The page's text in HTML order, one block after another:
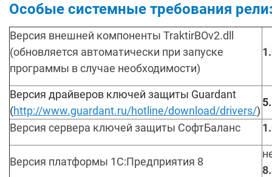
Особые системные требования
Версия внешней компоненты TraktirBOv2.dll
(обновляется автоматически при запуске
программы в случае необходимости)
Версия драйверов ключей защиты Guardant
(http://www.guardant.ru/hotline/download/drivers/)
Версия сервера ключей защиты СофтБаланс
Версия платформы 1С:Предприятия 8